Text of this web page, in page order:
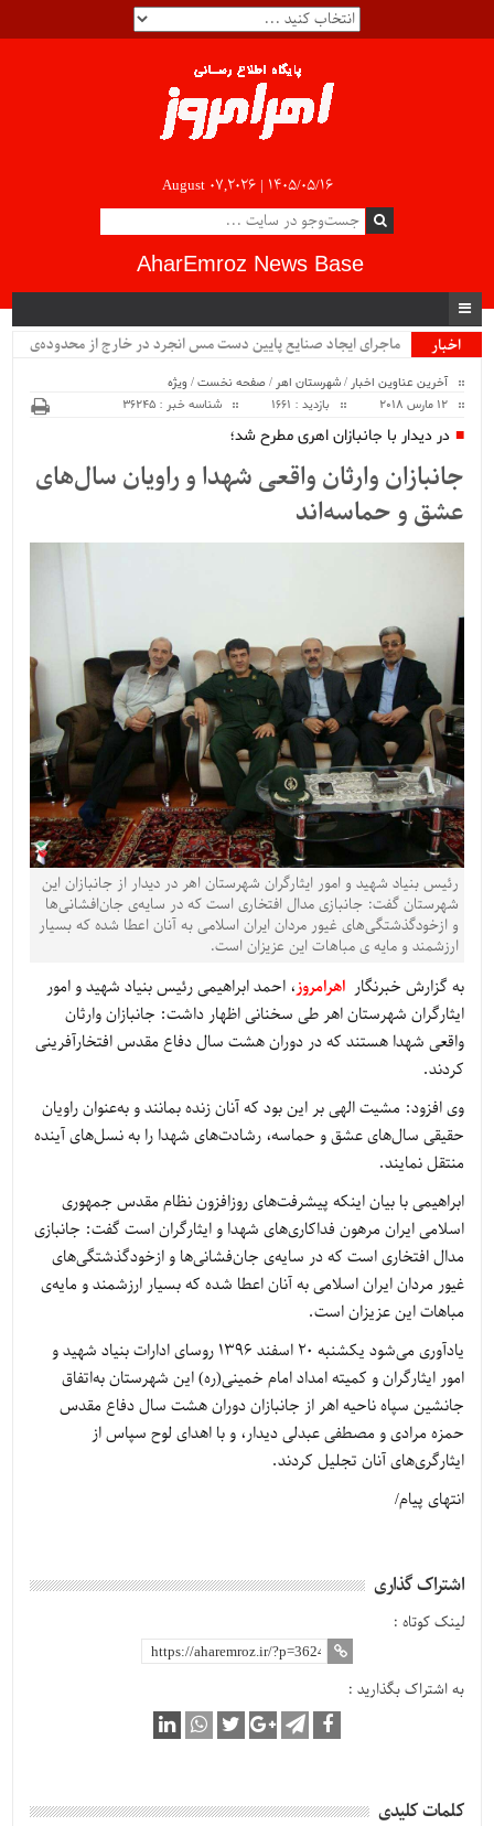
August 07,2026 | ۱۴۰۵/۰۵/۱۶
AharEmroz News Base
اخبار
ماجرای ایجاد صنایع پایین دست مس انجرد در خارج از محدوده‌ی
آخرین عناوین اخبار /شهرستان اهر /صفحه نخست/ ویژه
12 مارس 2018
بازدید : 1661 شناسه خبر : 36245
در دیدار با جانبازان اهری مطرح شد؛
جانبازان وارثان واقعی شهدا و راویان سال‌های
عشق و حماسه‌اند
رئیس بنیاد شهید و امور ایثارگران شهرستان اهر در دیدار از جانبازان این
شهرستان گفت: جانبازی مدال افتخاری است که در سایه‌ی جان‌افشانی‌ها
و ازخودگذشتگی‌های غیور مردان ایران اسلامی به آنان اعطا شده که بسیار
ارزشمند و مایه ی مباهات این عزیزان است.
به گزارش خبرنگاراهرامروز، احمد ابراهیمی رئیس بنیاد شهید و امور
ایثارگران شهرستان اهر طی سخنانی اظهار داشت: جانبازان وارثان
واقعی شهدا هستند که در دوران هشت سال دفاع مقدس افتخارآفرینی
کردند.
وی افزود: مشیت الهی بر این بود که آنان زنده بمانند و به‌عنوان راویان
حقیقی سال‌های عشق و حماسه، رشادت‌های شهدا را به نسل‌های آینده
منتقل نمایند.
ابراهیمی با بیان اینکه پیشرفت‌های روزافزون نظام مقدس جمهوری
اسلامی ایران مرهون فداکاری‌های شهدا و ایثارگران است گفت: جانبازی
مدال افتخاری است که در سایه‌ی جان‌فشانی‌ها و ازخودگذشتگی‌های
غیور مردان ایران اسلامی به آنان اعطا شده که بسیار ارزشمند و مایه‌ی
مباهات این عزیزان است.
یادآوری می‌شود یکشنبه 20 اسفند 1396 روسای ادارات بنیاد شهید و
امور ایثارگران و کمیته امداد امام خمینی(ره) این شهرستان به‌اتفاق
جانشین سپاه ناحیه اهر از جانبازان دوران هشت سال دفاع مقدس
حمزه مرادی و مصطفی عبدلی دیدار، و با اهدای لوح سپاس از
ایثارگری‌های آنان تجلیل کردند.
انتهای پیام/
اشتراک گذاری
لینک کوتاه :
به اشتراک بگذارید :
کلمات کلیدی